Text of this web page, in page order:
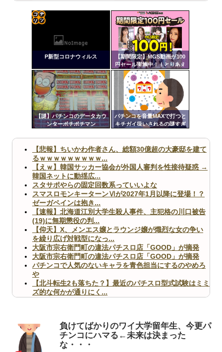
ますｗ」←これどうす...
【閲覧注意】俺が近くにいると機械が壊れるんだけどさ
【画像】ペプシコーラ社、「こういうのでいいんだよ」
な新商品を発売
Powered by livedoor 相互RSS
P新型コロナウィルス
【期間限定】MGS動画が100
円セール実施中！！とりあえ
ず全部買うやろｗｗｗｗｗ
【謎】パチンコのデータカウ
ンターポチポチマン
パチンコを音量MAXで打つと
キチガイ扱いされるの謎すぎ
定リ
ンク
自動
更新
ツー
【悲報】ちいかわ作者さん、総額30億超の大豪邸を建て
るｗｗｗｗｗｗｗｗｗ...
【えｗ】韓国サッカー協会が外国人審判を性接待疑惑 →
韓国ネットに動揺広...
スタサポやらの固定回数系っていいよな
スマスロモンキーターンⅥが2027年1月以降に登場！？
ゼーガペインは抱き...
【速報】北海道江別大学生殺人事件、主犯格の川口被告
(19)に無期懲役の判...
【仰天】X、メンエス嬢とラウンジ嬢が熾烈な女の争い
を繰り広げ対戦型になっ...
大阪市宗右衛門町の違法パチスロ店「GOOD」が摘発
大阪市宗右衛門町の違法パチスロ店「GOOD」が摘発
パチンコで人気のないキャラを青色担当にするのやめろ
や
【北斗転生2も落ちた？】最近のパチスロ型式試験はミミ
ズ的な何かが通りにく...
負けてばかりのワイ大学留年生、今更パ
チンコにハマる←未来は決まった
な・・・